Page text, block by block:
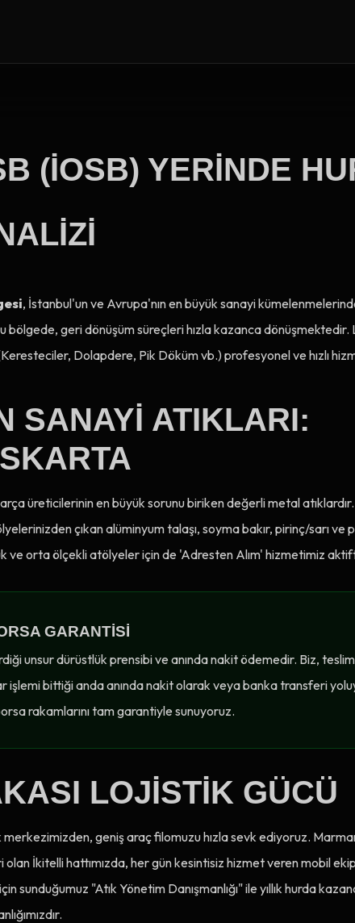
(İOSB) YERINDE
, İstanbul'un ve Avrupa'nın en büyük sanayi
bölgede, geri dönüşüm süreçleri hızla kazanca
Dolapdere, Pik Döküm vb.) profesyonel ve hızlı
SANAYI ATIKLARI:
üreticilerinin en büyük sorunu biriken değerli metal
çıkan alüminyum talaşı, soyma bakır, pirinç/sarı ve
ve orta ölçekli atölyeler için de 'Adresten Alım' hizmetimiz
GARANTISI
unsur dürüstlük prensibi ve anında nakit ödemedir. Biz, teslim
işlemi bittiği anda anında nakit olarak veya banka transferi
rakamlarını tam garantiyle sunuyoruz.
LOJISTIK GÜCÜ
geniş araç filomuzu hızla sevk ediyoruz.
olan İkitelli hattımızda, her gün kesintisiz hizmet veren mobil
sunduğumuz "Atık Yönetim Danışmanlığı" ile yıllık hurda